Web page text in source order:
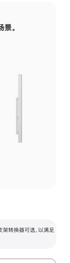
。
转换器可选，以满足